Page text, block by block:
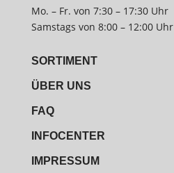
Mo. – Fr. von 7:30 – 17:30 Uhr
Samstags von 8:00 – 12:00 Uhr
SORTIMENT
ÜBER UNS
FAQ
INFOCENTER
IMPRESSUM